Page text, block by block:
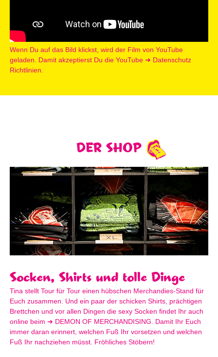
Wenn Du auf das Bild klickst, wird der Film von YouTube
geladen. Damit akzeptierst Du die YouTube ➜ Datenschutz
Richtlinien.
DER SHOP
Socken, Shirts und tolle Dinge
Tina stellt Tour für Tour einen hübschen Merchandies-Stand für
Euch zusammen. Und ein paar der schicken Shirts, prächtigen
Brettchen und vor allen Dingen die sexy Socken findet Ihr auch
online beim ➔ DEMON OF MERCHANDISING . Damit Ihr Euch
immer daran erinnert, welchen Fuß Ihr vorsetzen und welchen
Fuß Ihr nachziehen müsst. Fröhliches Stöbern!